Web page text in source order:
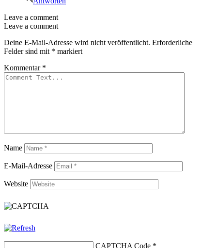
Leave a comment
Leave a comment
Deine E-Mail-Adresse wird nicht veröffentlicht. Erforderliche
Felder sind mit * markiert
Kommentar *
Name
E-Mail-Adresse
Website
CAPTCHA Code *